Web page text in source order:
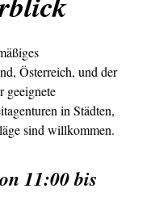
Österreich, und der
geeignete
in Städten,
sind willkommen.
11:00 bis